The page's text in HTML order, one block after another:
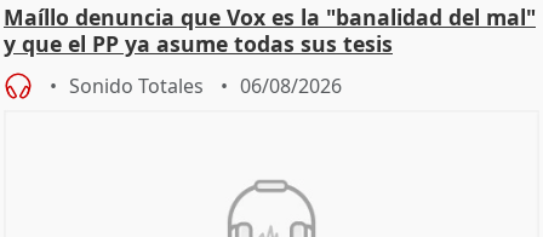
Maíllo denuncia que Vox es la "banalidad del mal"
y que el PP ya asume todas sus tesis
Sonido Totales 06/08/2026